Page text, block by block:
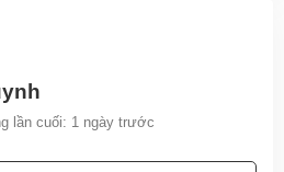
lần cuối: 1 ngày trước